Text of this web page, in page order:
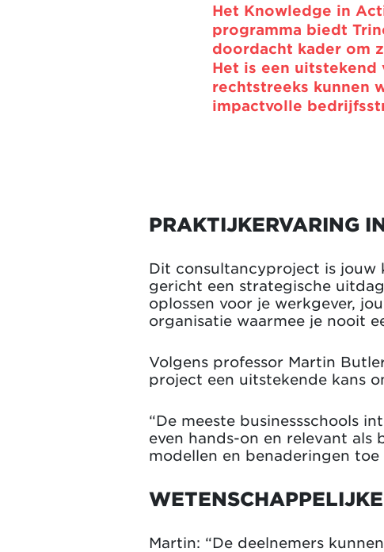
Het Knowledge in
programma biedt
doordacht kader om
Het is een uitstekend
rechtstreeks kunnen
impactvolle
PRAKTIJKERVARING
Dit consultancyproject is jouw
gericht een strategische
oplossen voor je werkgever,
organisatie waarmee je nooit
Volgens professor Martin
project een uitstekende kans
“De meeste businessschools
even hands-on en relevant
modellen en benaderingen
Martin: “De deelnemers